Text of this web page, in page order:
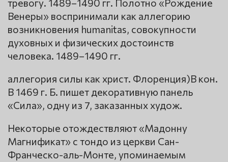
Венеры» воспринимали как аллегорию
возникновения humanitas, совокупности
духовных и физических достоинств
человека. 1489–1490 гг.
аллегория силы как христ. Флоренция)В кон.
В 1469 г. Б. пишет декоративную панель
«Сила», одну из 7, заказанных худож.
Некоторые отождествляют «Мадонну
Магнификат» с тондо из церкви Сан-
Франческо-аль-Монте, упоминаемым